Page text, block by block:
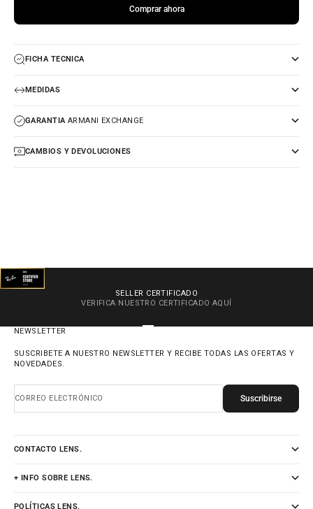
Comprar ahora
FICHA TECNICA
MEDIDAS
GARANTIAARMANI EXCHANGE
CAMBIOS Y DEVOLUCIONES
SELLER CERTIFICADO
VERIFICA NUESTRO CERTIFICADO AQUÍ
NEWSLETTER
SUSCRIBETE A NUESTRO NEWSLETTER Y RECIBE TODAS LAS OFERTAS Y
NOVEDADES.
CORREO ELECTRÓNICO Suscribirse
CONTACTO LENS.
+ INFO SOBRE LENS.
POLÍTICAS LENS.